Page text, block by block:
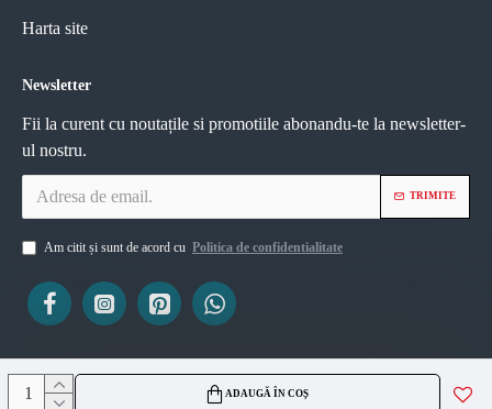
ADAUGĂ ÎN COȘ
Harta site
Newsletter
Fii la curent cu noutațile si promotiile abonandu-te la newsletter-
ul nostru.
TRIMITE
Am citit și sunt de acord cu Politica de confidentialitate
ViZIO AGS SRL